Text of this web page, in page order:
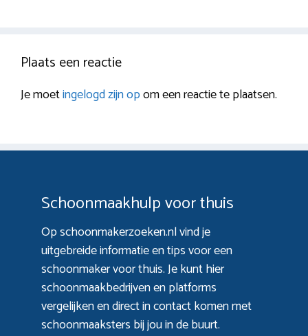
Plaats een reactie
Je moetingelogd zijn opom een reactie te plaatsen.
Schoonmaakhulp voor thuis
Op schoonmakerzoeken.nl vind je
uitgebreide informatie en tips voor een
schoonmaker voor thuis. Je kunt hier
schoonmaakbedrijven en platforms
vergelijken en direct in contact komen met
schoonmaaksters bij jou in de buurt.